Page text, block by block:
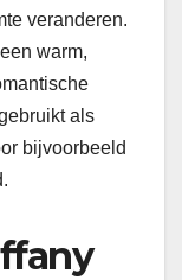
veranderen.
warm,
als
bijvoorbeeld